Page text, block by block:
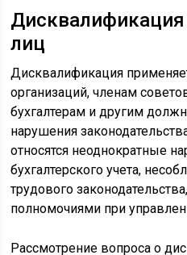
лиц
Дисквалификация
организаций, членам
бухгалтерам и другим
нарушения
относятся неоднократные
бухгалтерского учета,
трудового
полномочиями при
Рассмотрение вопроса о